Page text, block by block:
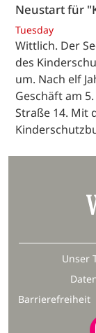
Neustart für
Tuesday
Wittlich. Der
des
um. Nach elf
Geschäft am
Straße 14. Mit
Unser
Barrierefreiheit